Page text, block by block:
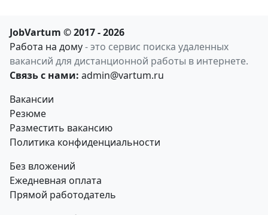
JobVartum © 2017 - 2026
Работа на дому- это сервис поиска удаленных
вакансий для дистанционной работы в интернете.
Связь с нами: admin@vartum.ru
Вакансии
Резюме
Разместить вакансию
Политика конфиденциальности
Без вложений
Ежедневная оплата
Прямой работодатель